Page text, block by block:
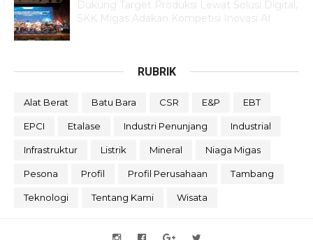
Dukung Target Produksi Lewat Solusi Digital,
SKK Migas Adakan Kompetisi Inovasi AI
RUBRIK
Alat Berat Batu Bara CSR E&P EBT
EPCI Etalase Industri Penunjang Industrial
Infrastruktur Listrik Mineral Niaga Migas
Pesona Profil Profil Perusahaan Tambang
Teknologi Tentang Kami Wisata